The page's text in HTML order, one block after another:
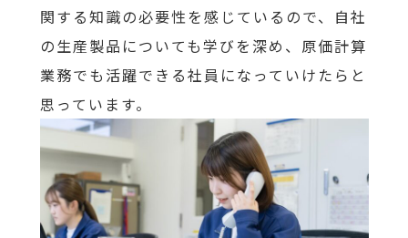
関する知識の必要性を感じているので、自社
の生産製品についても学びを深め、原価計算
業務でも活躍できる社員になっていけたらと
思っています。